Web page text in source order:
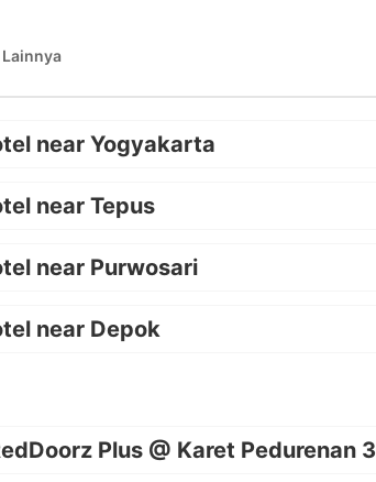
near Yogyakarta
near Tepus
near Purwosari
near Depok
Plus @ Karet Pedurenan 3